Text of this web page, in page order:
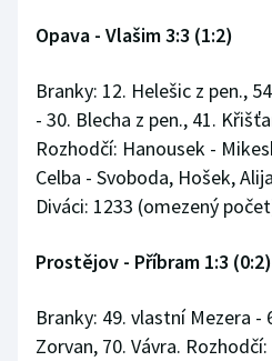
Opava - Vlašim 3:3 (1:2)
Branky: 12. Helešic z pen.,
- 30. Blecha z pen., 41.
Rozhodčí: Hanousek -
Celba - Svoboda, Hošek,
Diváci: 1233 (omezený
Prostějov - Příbram 1:3 (0:2)
Branky: 49. vlastní Mezera -
Zorvan, 70. Vávra.